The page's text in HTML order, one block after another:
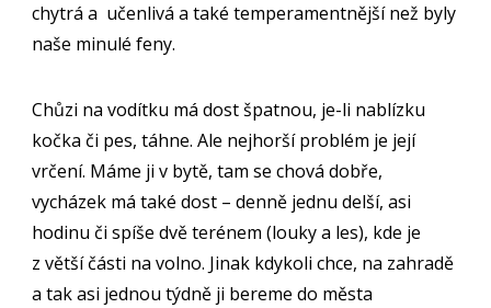
chytrá a učenlivá a také temperamentnější než byly
naše minulé feny.
Chůzi na vodítku má dost špatnou, je-li nablízku
kočka či pes, táhne. Ale nejhorší problém je její
vrčení. Máme ji v bytě, tam se chová dobře,
vycházek má také dost – denně jednu delší, asi
hodinu či spíše dvě terénem (louky a les), kde je
z větší části na volno. Jinak kdykoli chce, na zahradě
a tak asi jednou týdně ji bereme do města